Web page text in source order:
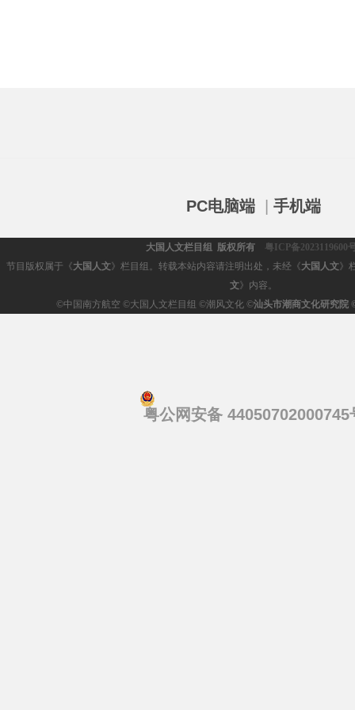
PC电脑端 手机端
大国人文栏目组 版权所有
粤ICP备2023119600
节目版权属于《大国人文》栏目组。转载本站内容请注明出处，未经《大国人文》
文》内容。
©中国南方航空 ©大国人文栏目组 ©潮风文化 ©汕头市潮商文化研究院
粤公网安备 44050702000745